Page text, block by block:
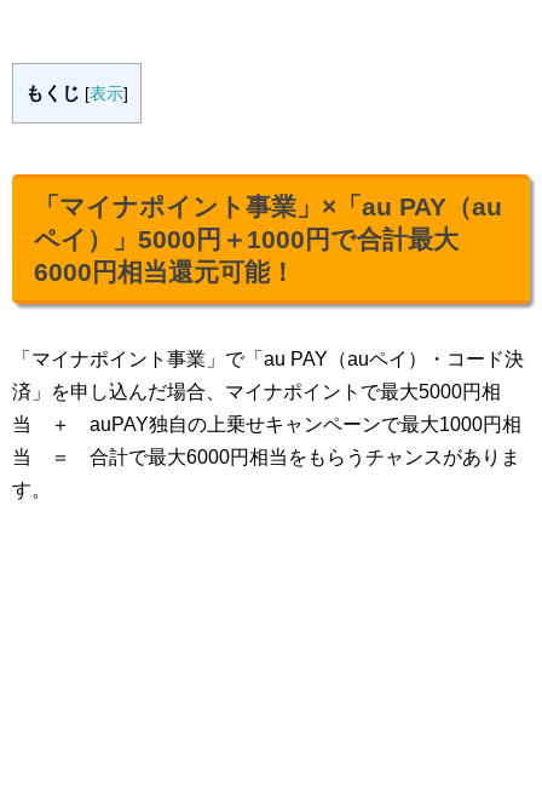
もくじ [表示]
「マイナポイント事業」×「au PAY（au
ペイ）」5000円＋1000円で合計最大
6000円相当還元可能！
「マイナポイント事業」で「au PAY（auペイ）・コード決
済」を申し込んだ場合、マイナポイントで最大5000円相
当 ＋ auPAY独自の上乗せキャンペーンで最大1000円相
当 ＝ 合計で最大6000円相当をもらうチャンスがありま
す。